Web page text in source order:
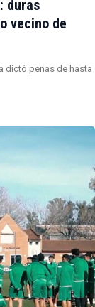
duras
vecino de
dictó penas de hasta